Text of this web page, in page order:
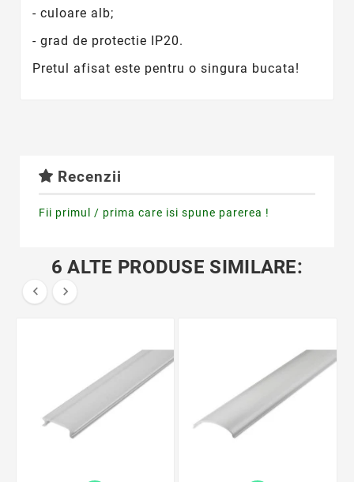
- culoare alb;
- grad de protectie IP20.
Pretul afisat este pentru o singura bucata!
Recenzii
Fii primul / prima care isi spune parerea !
6 ALTE PRODUSE SIMILARE:
 